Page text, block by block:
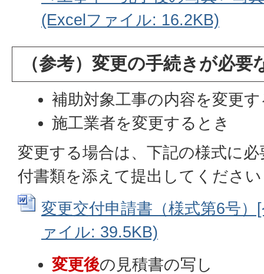
(Excelファイル: 16.2KB)
（参考）変更の手続きが必要
補助対象工事の内容を変更
施工業者を変更するとき
変更する場合は、下記の様式に
付書類を添えて提出してください
変更交付申請書（様式第6号
ァイル: 39.5KB)
変更後の見積書の写し